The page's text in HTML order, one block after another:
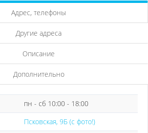
Адрес, телефоны
Другие адреса
Описание
Дополнительно
пн - сб 10:00 - 18:00
Псковская, 9Б (с фото!)